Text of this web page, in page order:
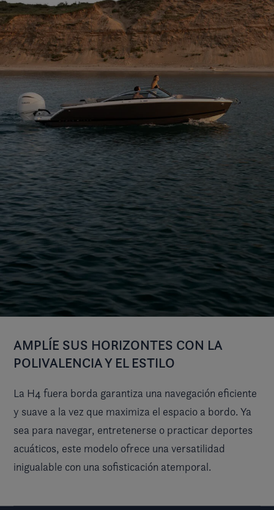
AMPLÍE SUS HORIZONTES CON LA
POLIVALENCIA Y EL ESTILO
La H4 fuera borda garantiza una navegación eficiente
y suave a la vez que maximiza el espacio a bordo. Ya
sea para navegar, entretenerse o practicar deportes
acuáticos, este modelo ofrece una versatilidad
inigualable con una sofisticación atemporal.